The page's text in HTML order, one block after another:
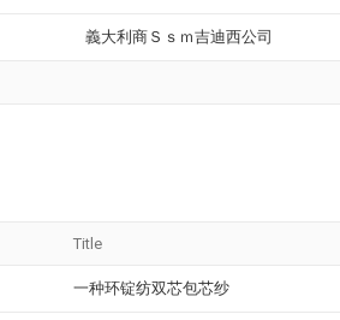
義大利商Ｓｓｍ吉迪西公司
Title
一种环锭纺双芯包芯纱